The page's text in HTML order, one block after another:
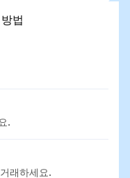
법
.
래하세요.